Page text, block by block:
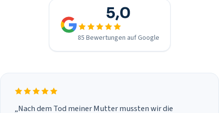
5,0
85 Bewertungen auf Google
„Nach dem Tod meiner Mutter mussten wir die